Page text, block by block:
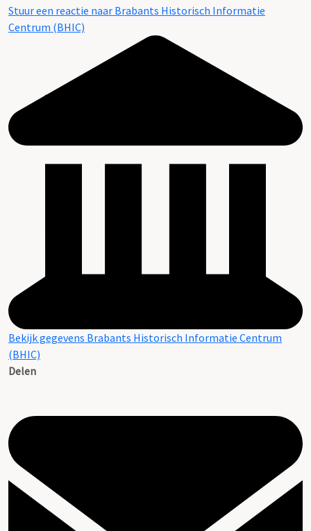
Stuur een reactie naar Brabants Historisch Informatie
Centrum (BHIC)
Bekijk gegevens Brabants Historisch Informatie Centrum
(BHIC)
Delen